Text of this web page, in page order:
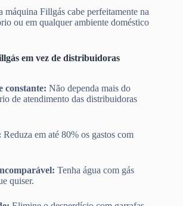
máquina Fillgás cabe perfeitamente na
ou em qualquer ambiente doméstico
em vez de distribuidoras
constante: Não dependa mais do
de atendimento das distribuidoras
Reduza em até 80% os gastos com
Tenha água com gás
quiser.